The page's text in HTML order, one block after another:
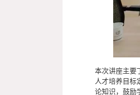
本次讲座主要
人才培养目标
论知识，鼓励